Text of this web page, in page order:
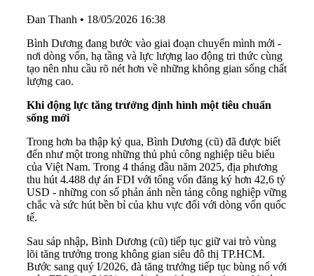
Đan Thanh • 18/05/2026 16:38
Bình Dương đang bước vào giai đoạn chuyển mình mới -
nơi dòng vốn, hạ tầng và lực lượng lao động tri thức cùng
tạo nên nhu cầu rõ nét hơn về những không gian sống chất
lượng cao.
Khi động lực tăng trưởng định hình một tiêu chuẩn
sống mới
Trong hơn ba thập kỷ qua, Bình Dương (cũ) đã được biết
đến như một trong những thủ phủ công nghiệp tiêu biểu
của Việt Nam. Trong 4 tháng đầu năm 2025, địa phương
thu hút 4.488 dự án FDI với tổng vốn đăng ký hơn 42,6 tỷ
USD - những con số phản ánh nền tảng công nghiệp vững
chắc và sức hút bền bỉ của khu vực đối với dòng vốn quốc
tế.
Sau sáp nhập, Bình Dương (cũ) tiếp tục giữ vai trò vùng
lõi tăng trưởng trong không gian siêu đô thị TP.HCM.
Bước sang quý I/2026, đà tăng trưởng tiếp tục bùng nổ với